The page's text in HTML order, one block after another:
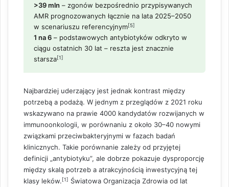
>39 mln – zgonów bezpośrednio przypisywanych
AMR prognozowanych łącznie na lata 2025–2050
w scenariuszu referencyjnym[5]
1 na 6 – podstawowych antybiotyków odkryto w
ciągu ostatnich 30 lat – reszta jest znacznie
starsza[1]
Najbardziej uderzający jest jednak kontrast między
potrzebą a podażą. W jednym z przeglądów z 2021 roku
wskazywano na prawie 4000 kandydatów rozwijanych w
immunoonkologii, w porównaniu z około 30–40 nowymi
związkami przeciwbakteryjnymi w fazach badań
klinicznych. Takie porównanie zależy od przyjętej
definicji „antybiotyku”, ale dobrze pokazuje dysproporcję
między skalą potrzeb a atrakcyjnością inwestycyjną tej
klasy leków. [1]
Światowa Organizacja Zdrowia od lat